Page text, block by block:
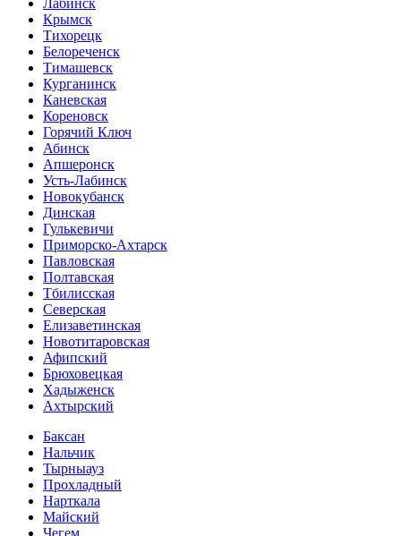
Крымск
Тихорецк
Белореченск
Тимашевск
Курганинск
Каневская
Кореновск
Горячий Ключ
Абинск
Апшеронск
Усть-Лабинск
Новокубанск
Динская
Гулькевичи
Приморско-Ахтарск
Павловская
Полтавская
Тбилисская
Северская
Елизаветинская
Новотитаровская
Афипский
Брюховецкая
Хадыженск
Ахтырский
Баксан
Нальчик
Тырныауз
Прохладный
Нарткала
Майский
Чегем